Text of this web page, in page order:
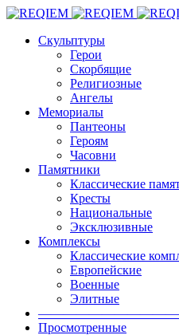
Скульптуры
Герои
Скорбящие
Религиозные
Ангелы
Мемориалы
Пантеоны
Героям
Часовни
Памятники
Классические
Кресты
Национальные
Эксклюзивные
Комплексы
Классические
Европейские
Военные
Элитные
Просмотренные